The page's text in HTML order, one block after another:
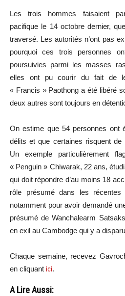
Les trois hommes faisaient
pacifique le 14 octobre dernier,
traversé. Les autorités n’ont pas
pourquoi ces trois personnes
poursuivies parmi les masses
elles ont pu courir du fait de
« Francis » Paothong a été libéré
deux autres sont toujours en
On estime que 54 personnes ont
délits et que certaines risquent de
Un exemple particulièrement
« Penguin » Chiwarak, 22 ans,
qui doit répondre d’au moins 18
rôle présumé dans les récentes
notamment pour avoir demandé
présumé de Wanchalearm
en exil au Cambodge qui y a
Chaque semaine, recevez
en cliquant ici.
A Lire Aussi: